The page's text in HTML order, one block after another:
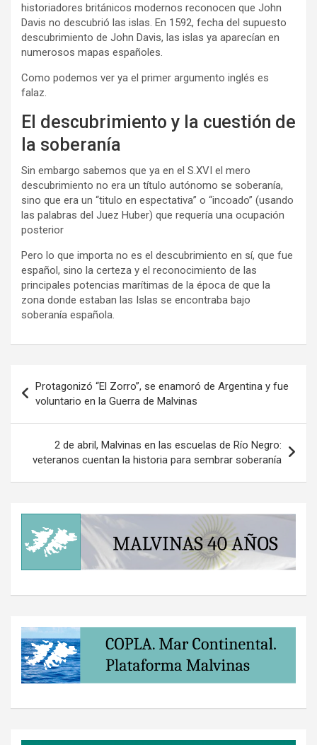
historiadores británicos modernos reconocen que John
Davis no descubrió las islas. En 1592, fecha del supuesto
descubrimiento de John Davis, las islas ya aparecían en
numerosos mapas españoles.
Como podemos ver ya el primer argumento inglés es
falaz.
El descubrimiento y la cuestión de
la soberanía
Sin embargo sabemos que ya en el S.XVI el mero
descubrimiento no era un título autónomo se soberanía,
sino que era un “titulo en espectativa” o “incoado” (usando
las palabras del Juez Huber) que requería una ocupación
posterior
Pero lo que importa no es el descubrimiento en sí, que fue
español, sino la certeza y el reconocimiento de las
principales potencias marítimas de la época de que la
zona donde estaban las Islas se encontraba bajo
soberanía española.
de
entradas
Protagonizó “El Zorro”, se enamoró de Argentina y fue
voluntario en la Guerra de Malvinas
2 de abril, Malvinas en las escuelas de Río Negro:
veteranos cuentan la historia para sembrar soberanía